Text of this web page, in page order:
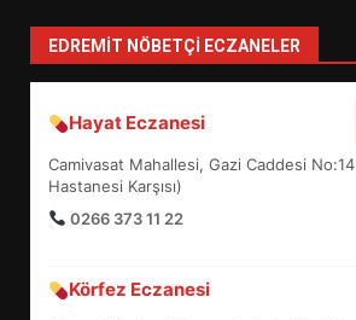
EDREMIT NÖBETÇI ECZANELER
Hayat Eczanesi
Camivasat Mahallesi, Gazi Caddesi
Hastanesi Karşısı)
0266 373 11 22
Körfez Eczanesi
4
5
BALIKESİR
UZATILDI: NE
TURNUVASI